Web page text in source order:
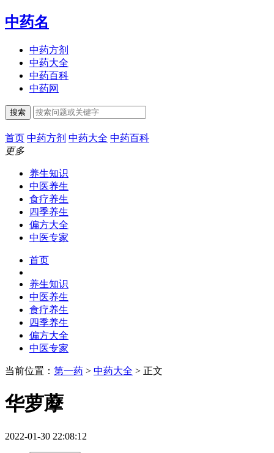
中药名
中药方剂
中药大全
中药百科
中药网
搜索
首页 中药方剂 中药大全 中药百科
更多
养生知识
中医养生
食疗养生
四季养生
偏方大全
中医专家
首页
养生知识
中医养生
食疗养生
四季养生
偏方大全
中医专家
当前位置： 第一药 > 中药大全 > 正文
华萝藦
2022-01-30 22:08:12